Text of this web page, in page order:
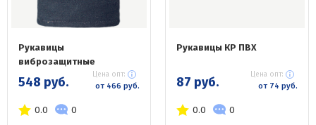
Рукавицы
виброзащитные
548 руб. Цена опт:
от 466 руб.
0.0 0
Рукавицы КР ПВХ
87 руб. Цена опт:
от 74 руб.
0.0 0